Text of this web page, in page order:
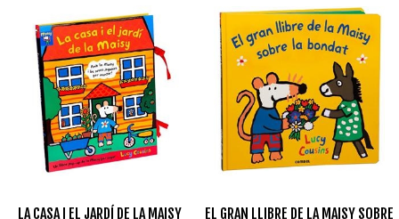
LA CASA I EL JARDÍ DE LA MAISY
EL GRAN LLIBRE DE LA MAISY SOBRE